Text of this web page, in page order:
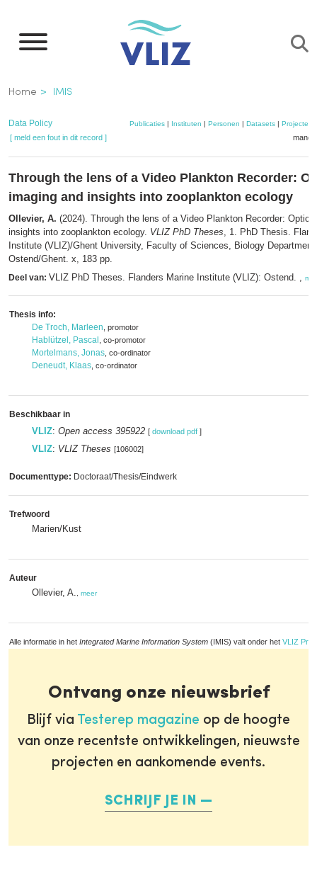
naar
inhoud
gaan
Kruimelpad
Home IMIS
Data Policy Publicaties | Instituten | Personen | Datasets | Projecten
[ meld een fout in dit record ]
Through the lens of a Video Plankton Recorder:
imaging and insights into zooplankton ecology
Ollevier, A. (2024). Through the lens of a Video Plankton Recorder:
insights into zooplankton ecology. VLIZ PhD Theses, 1. PhD Thesis.
Institute (VLIZ)/Ghent University, Faculty of Sciences, Biology Department:
Ostend/Ghent. x, 183 pp.
Deel van: VLIZ PhD Theses. Flanders Marine Institute (VLIZ): Ostend. ,
Thesis info:
De Troch, Marleen , promotor
Hablützel, Pascal , co-promotor
Mortelmans, Jonas , co-ordinator
Deneudt, Klaas , co-ordinator
Beschikbaar in
VLIZ: Open access 395922 [ download pdf ]
VLIZ: VLIZ Theses [106002]
Documenttype: Doctoraat/Thesis/Eindwerk
Trefwoord
Marien/Kust
Auteur
Ollevier, A. meer
Alle informatie in het Integrated Marine Information System (IMIS) valt onder het VLIZ
Ontvang onze nieuwsbrief
Blijf via Testerep magazine op de hoogte
van onze recentste ontwikkelingen, nieuwste
projecten en aankomende events.
SCHRIJF JE IN